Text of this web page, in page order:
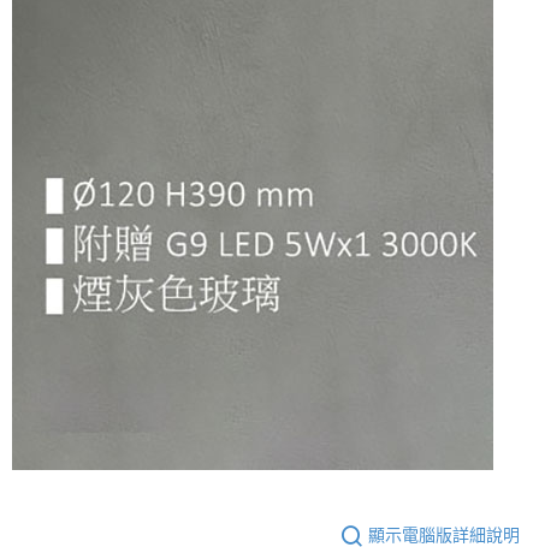
顯示電腦版詳細說明